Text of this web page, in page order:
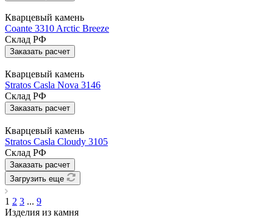
Кварцевый камень
Coante 3310 Arctic Breeze
Склад РФ
Заказать расчет
Кварцевый камень
Stratos Casla Nova 3146
Склад РФ
Заказать расчет
Кварцевый камень
Stratos Casla Cloudy 3105
Склад РФ
Заказать расчет
Загрузить еще
1 2 3 ... 9
Изделия из камня